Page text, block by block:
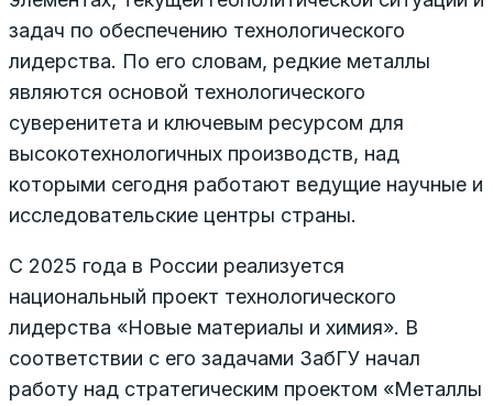
задач по обеспечению технологического
лидерства. По его словам, редкие металлы
являются основой технологического
суверенитета и ключевым ресурсом для
высокотехнологичных производств, над
которыми сегодня работают ведущие научные и
исследовательские центры страны.
С 2025 года в России реализуется
национальный проект технологического
лидерства «Новые материалы и химия». В
соответствии с его задачами ЗабГУ начал
работу над стратегическим проектом «Металлы